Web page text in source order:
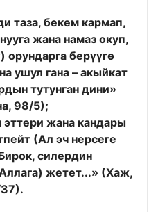
таза, бекем кармап,
жана намаз окуп,
орундарга берүүгө
ушул гана – акыйкат
тутунган дини»
98/5);
жана кандары
(Ал эч нерсеге
силердин
жетет...» (Хаж,